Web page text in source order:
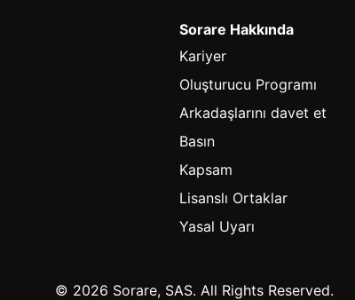
Sorare Hakkında
Kariyer
Oluşturucu Programı
Arkadaşlarını davet et
Basın
Kapsam
Lisanslı Ortaklar
Yasal Uyarı
© 2026 Sorare, SAS. All Rights Reserved.